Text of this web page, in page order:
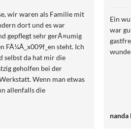
wir waren als Familie mit
dort und es war
gepflegt sehr gerÃ¤umig
FÃ¼Ã_x009f_en steht. Ich
selbst da hat mir die
geholfen bei der
man etwas
allenfalls die
Aber die Villa selbst
Ein
war
nanda